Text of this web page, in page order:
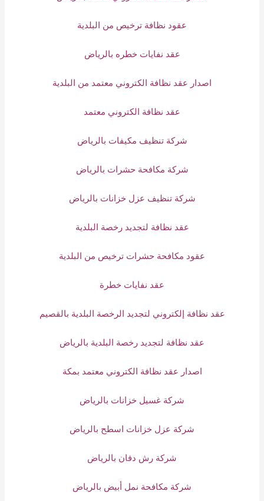
عقود نظافة ترخيص من البلدية
عقد نفايات خطره بالرياض
اصدار عقد نظافة الكتروني معتمد من البلدية
عقد نظافة الكتروني معتمد
شركة تنظيف مكيفات بالرياض
شركة مكافحة حشرات بالرياض
شركة تنظيف عزل خزانات بالرياض
عقد نظافة لتجديد رخصة البلدية
عقود مكافحة حشرات ترخيص من البلدية
عقد نفايات خطرة
عقد نظافة إلكتروني لتجديد الرخصة البلدية بالقصيم
عقد نظافة لتجديد رخصة البلدية بالرياض
اصدار عقد نظافة الكتروني معتمد بمكة
شركة غسيل خزانات بالرياض
شركة عزل خزانات اسطح بالرياض
شركة رش دفان بالرياض
شركة مكافحة نمل أبيض بالرياض